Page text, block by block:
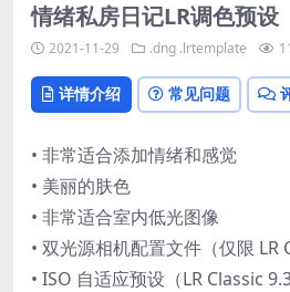
情绪私房日记LR调色预设
2021-11-29 .dng .lrtemplate
详情介绍 常见问题
• 非常适合添加情绪和感觉
• 美丽的肤色
• 非常适合室内低光图像
• 双光源相机配置文件（仅限 LR
• ISO 自适应预设（LR Classic